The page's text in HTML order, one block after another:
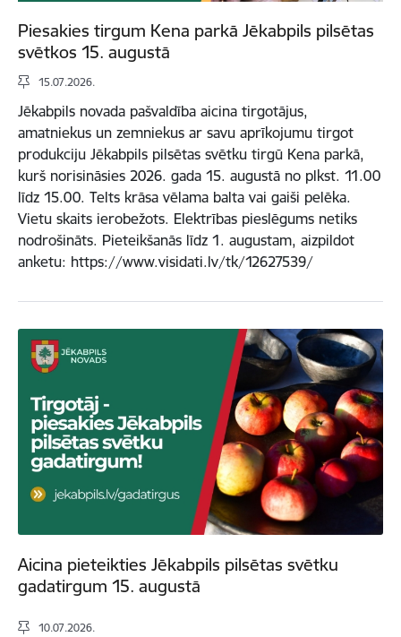
Piesakies tirgum Kena parkā Jēkabpils pilsētas
svētkos 15. augustā
15.07.2026.
Jēkabpils novada pašvaldība aicina tirgotājus,
amatniekus un zemniekus ar savu aprīkojumu tirgot
produkciju Jēkabpils pilsētas svētku tirgū Kena parkā,
kurš norisināsies 2026. gada 15. augustā no plkst. 11.00
līdz 15.00. Telts krāsa vēlama balta vai gaiši pelēka.
Vietu skaits ierobežots. Elektrības pieslēgums netiks
nodrošināts. Pieteikšanās līdz 1. augustam, aizpildot
anketu: https://www.visidati.lv/tk/12627539/
Aicina pieteikties Jēkabpils pilsētas svētku
gadatirgum 15. augustā
10.07.2026.